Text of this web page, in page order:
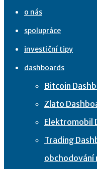
o nás
spolupráce
investiční tipy
dashboards
Bitcoin
Zlato
Elektromobil
Trading
obchodování